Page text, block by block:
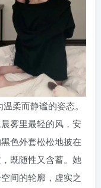
柔而静谧的姿态。
雾里最轻的风，安
色外套松松地披在
既随性又含蓄。她
间的轮廓，虚实之